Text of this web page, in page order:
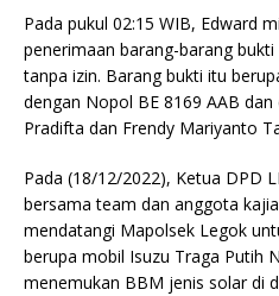
Pada pukul 02:15 WIB, Edward
penerimaan barang-barang
tanpa izin. Barang bukti itu
dengan Nopol BE 8169 AAB
Pradifta dan Frendy Mariyanto
Pada (18/12/2022), Ketua DPD
bersama team dan anggota
mendatangi Mapolsek Legok
berupa mobil Isuzu Traga Putih
menemukan BBM jenis solar di